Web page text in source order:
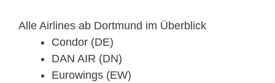
Alle Airlines ab Dortmund im Überblick
Condor (DE)
DAN AIR (DN)
Eurowings (EW)